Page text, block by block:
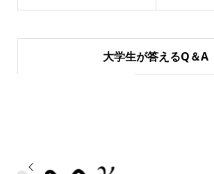
大学生が答えるQ＆A
